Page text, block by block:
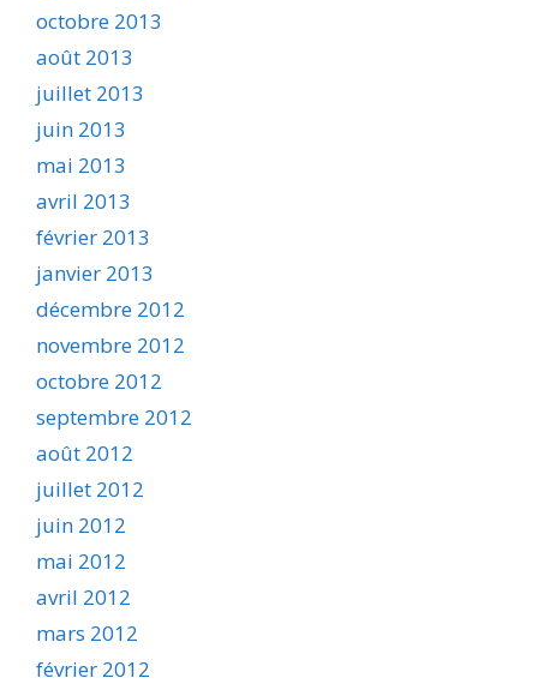
octobre 2013
août 2013
juillet 2013
juin 2013
mai 2013
avril 2013
février 2013
janvier 2013
décembre 2012
novembre 2012
octobre 2012
septembre 2012
août 2012
juillet 2012
juin 2012
mai 2012
avril 2012
mars 2012
février 2012